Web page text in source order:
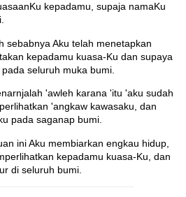
kepadamu, supaja namaKu
sebabnya Aku telah menetapkan
kepadamu kuasa-Ku dan supaya
seluruh muka bumi.
'awleh karana 'itu 'aku sudah
'angkaw kawasaku, dan
pada saganap bumi.
ini Aku membiarkan engkau hidup,
kepadamu kuasa-Ku, dan
di seluruh bumi.